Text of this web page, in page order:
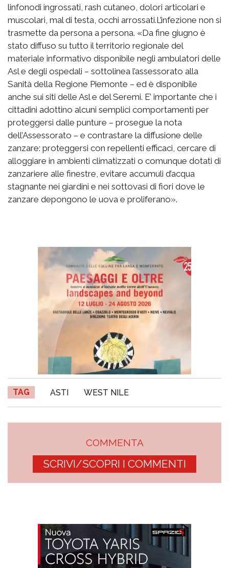
linfonodi ingrossati, rash cutaneo, dolori articolari e
muscolari, mal di testa, occhi arrossati.L’infezione non si
trasmette da persona a persona. «Da fine giugno è
stato diffuso su tutto il territorio regionale del
materiale informativo disponibile negli ambulatori delle
Asl e degli ospedali – sottolinea l’assessorato alla
Sanità della Regione Piemonte – ed è disponibile
anche sui siti delle Asl e del Seremi. E’ importante che i
cittadini adottino alcuni semplici comportamenti per
proteggersi dalle punture – prosegue la nota
dell’Assessorato – e contrastare la diffusione delle
zanzare: proteggersi con repellenti efficaci, cercare di
alloggiare in ambienti climatizzati o comunque dotati di
zanzariere alle finestre, evitare accumuli d’acqua
stagnante nei giardini e nei sottovasi di fiori dove le
zanzare depongono le uova e proliferano».
TAG ASTI WEST NILE
COMMENTA
SCRIVI/SCOPRI I COMMENTI